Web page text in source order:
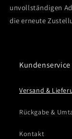
unvollständigen
die erneute
Kundenservice
Versand &
Rückgabe &
Kontakt